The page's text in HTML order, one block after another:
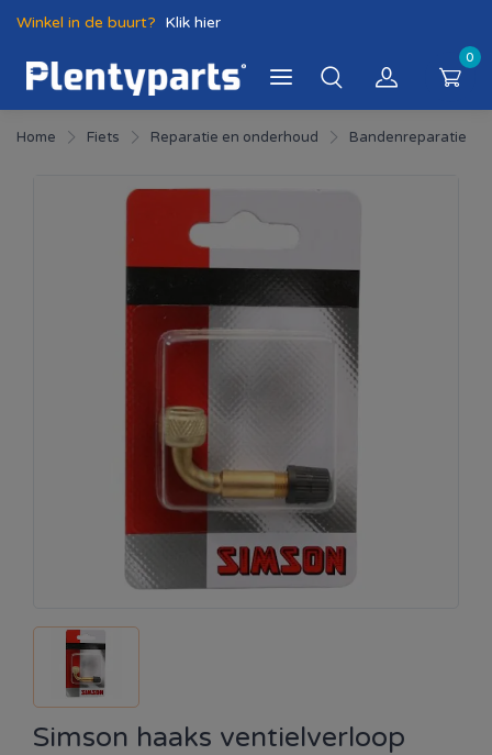
Winkel in de buurt? Klik hier
0
Home Fiets Reparatie en onderhoud Bandenreparatie
Simson haaks ventielverloop